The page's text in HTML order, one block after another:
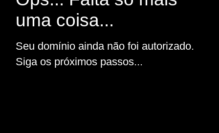
uma coisa...
Seu domínio ainda não foi autorizado.
Siga os próximos passos...